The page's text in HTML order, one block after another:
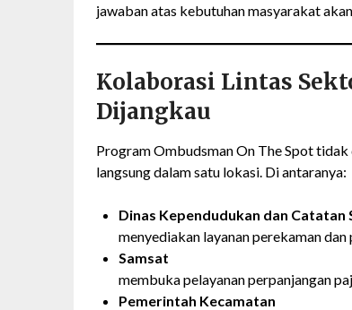
jawaban atas kebutuhan masyarakat
Kolaborasi Lintas
Dijangkau
Program Ombudsman On The Spot
langsung dalam satu lokasi. Di antaranya:
Dinas Kependudukan dan Catatan
menyediakan layanan perekaman
Samsat
membuka pelayanan perpanjangan
Pemerintah Kecamatan